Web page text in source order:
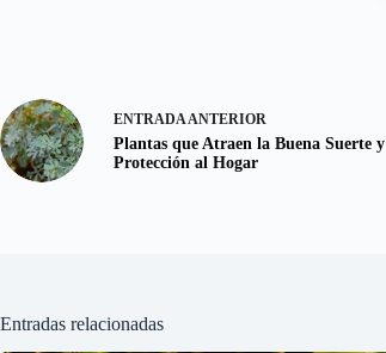
ENTRADAANTERIOR
Plantas que Atraen la Buena Suerte y
Protección al Hogar
Entradas relacionadas